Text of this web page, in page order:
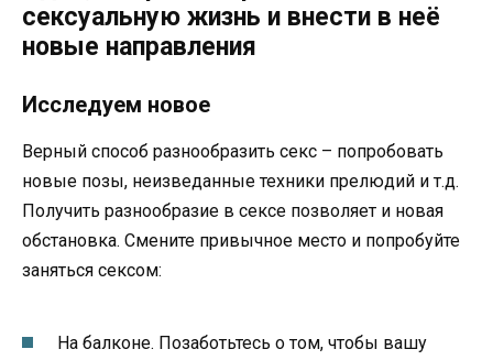
сексуальную жизнь и внести в неё
новые направления
Исследуем новое
Верный способ разнообразить секс – попробовать
новые позы, неизведанные техники прелюдий и т.д.
Получить разнообразие в сексе позволяет и новая
обстановка. Смените привычное место и попробуйте
заняться сексом:
На балконе. Позаботьтесь о том, чтобы вашу